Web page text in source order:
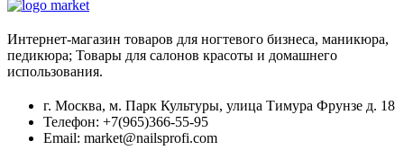
Интернет-магазин товаров для ногтевого бизнеса, маникюра,
педикюра; Товары для салонов красоты и домашнего
использования.
г. Москва, м. Парк Культуры, улица Тимура Фрунзе д. 18
Телефон: +7(965)366-55-95
Email: market@nailsprofi.com